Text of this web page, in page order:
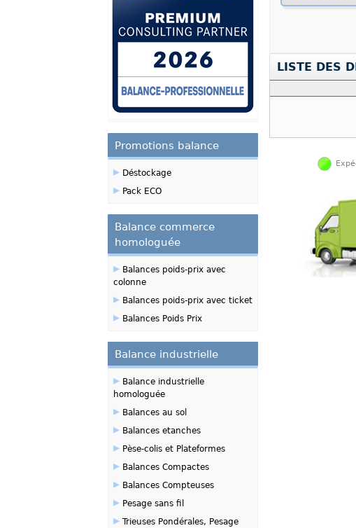
LISTE DES
Promotions balance
▸Déstockage
▸Pack ECO
Balance commerce
homologuée
▸Balances poids-prix avec
colonne
▸Balances poids-prix avec ticket
▸Balances Poids Prix
Balance industrielle
▸Balance industrielle
homologuée
▸Balances au sol
▸Balances etanches
▸Pèse-colis et Plateformes
▸Balances Compactes
▸Balances Compteuses
▸Pesage sans fil
▸Trieuses Pondérales, Pesage